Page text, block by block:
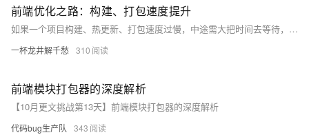
前端优化之路：构建、打包速度提升
如果一个项目构建、热更新、打包速度过慢，中途需大把时间去等待，那么不免让人抓狂。
一杯龙井解千愁 310
前端模块打包器的深度解析
【10月更文挑战第13天】前端模块打包器的深度解析
代码bug生产队 343